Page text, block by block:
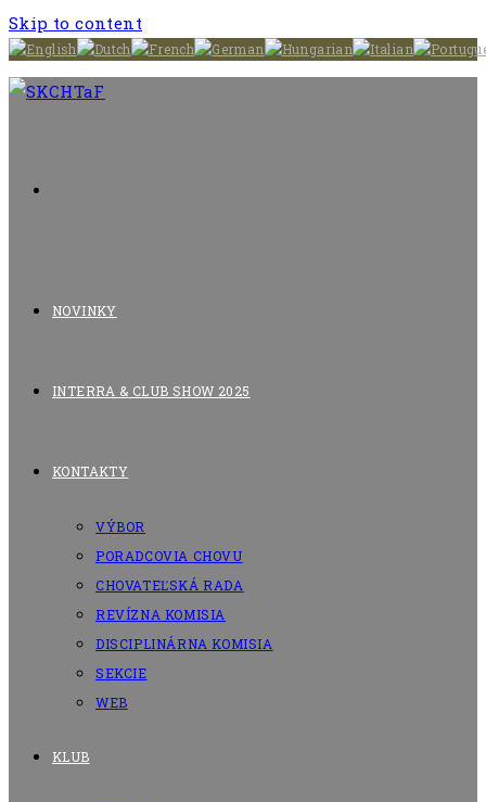
Skip to content
NOVINKY
INTERRA & CLUB SHOW 2025
KONTAKTY
VÝBOR
PORADCOVIA CHOVU
CHOVATEĽSKÁ RADA
REVÍZNA KOMISIA
DISCIPLINÁRNA KOMISIA
SEKCIE
WEB
KLUB